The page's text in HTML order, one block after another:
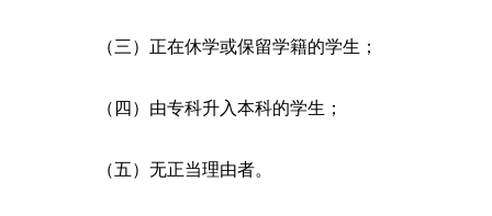
（三）正在休学或保留学籍的学生；
（四 ）由专科升入本科的学生；
（五）无正当理由者。